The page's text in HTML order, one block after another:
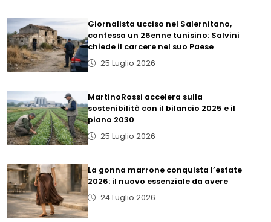
Giornalista ucciso nel Salernitano,
confessa un 26enne tunisino: Salvini
chiede il carcere nel suo Paese
25 Luglio 2026
MartinoRossi accelera sulla
sostenibilità con il bilancio 2025 e il
piano 2030
25 Luglio 2026
La gonna marrone conquista l’estate
2026: il nuovo essenziale da avere
24 Luglio 2026